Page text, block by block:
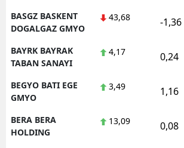
BASGZ BASKENT
DOGALGAZ GMYO
43,68 -1,36
BAYRK BAYRAK
TABAN SANAYI
4,17 0,24
BEGYO BATI EGE
GMYO
3,49 1,16
BERA BERA
HOLDING
13,09 0,08